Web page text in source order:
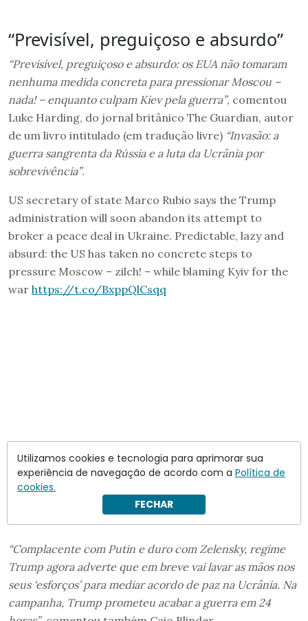
“Previsível, preguiçoso e absurdo”
“Previsível, preguiçoso e absurdo: os EUA não tomaram
nenhuma medida concreta para pressionar Moscou –
nada! – enquanto culpam Kiev pela guerra”, comentou
Luke Harding, do jornal britânico The Guardian, autor
de um livro intitulado (em tradução livre) “Invasão: a
guerra sangrenta da Rússia e a luta da Ucrânia por
sobrevivência”.
US secretary of state Marco Rubio says the Trump
administration will soon abandon its attempt to
broker a peace deal in Ukraine. Predictable, lazy and
absurd: the US has taken no concrete steps to
pressure Moscow – zilch! – while blaming Kyiv for the
war https://t.co/BxppQlCsqq
— Luke Harding (@lukeharding1968) April 18, 2025
“Complacente com Putin e duro com Zelensky, regime
Trump agora adverte que em breve vai lavar as mãos nos
seus ‘esforços’ para mediar acordo de paz na Ucrânia. Na
campanha, Trump prometeu acabar a guerra em 24
Utilizamos cookies e tecnologia para aprimorar sua
experiência de navegação de acordo com a Política de
cookies.
FECHAR